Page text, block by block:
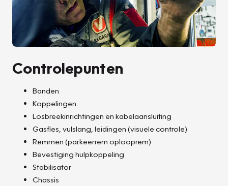
Controlepunten
Banden
Koppelingen
Losbreekinrichtingen en kabelaansluiting
Gasfles, vulslang, leidingen (visuele controle)
Remmen (parkeerrem oplooprem)
Bevestiging hulpkoppeling
Stabilisator
Chassis